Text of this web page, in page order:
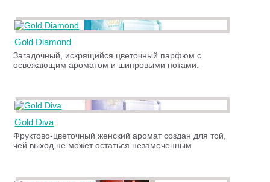
Gold Diamond
Загадочный, искрящийся цветочный парфюм с
освежающим ароматом и шипровыми нотами.
Gold Diva
Фруктово-цветочный женский аромат создан для той,
чей выход не может остаться незамеченным